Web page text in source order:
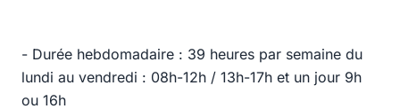
- Durée hebdomadaire : 39 heures par semaine du
lundi au vendredi : 08h-12h / 13h-17h et un jour 9h
ou 16h